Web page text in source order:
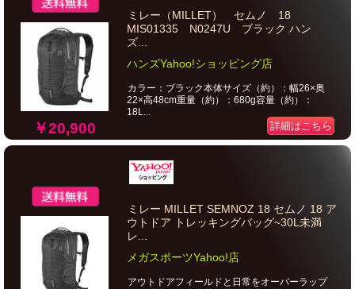
￥20,900
ミレー（MILLET） セムノ 18
MIS01335 N0247U ブラック ハン
ズ...
ハンズYahoo!ショッピング店
カラー：ブラック本体サイズ（約）：幅26×奥
22×高48cm重量（約）：680g容量（約）：
18L...
詳細はこちら
ミレー MILLET SEMNOZ 18 セムノ 18 ア
ウトドア トレッキングバッグ~30L未満
レ...
メガスポーツYahoo!店
アウトドアフィールドと日常をオーバーラップ